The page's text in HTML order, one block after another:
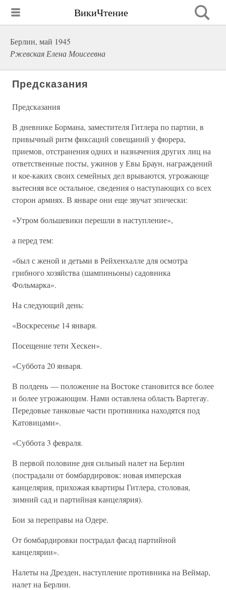
ВикиЧтение
Берлин, май 1945
Ржевская Елена Моисеевна
Предсказания
Предсказания
В дневнике Бормана, заместителя Гитлера по партии, в
привычный ритм фиксаций совещаний у фюрера,
приемов, отстранения одних и назначения других лиц на
ответственные посты, ужинов у Евы Браун, награждений
и кое-каких своих семейных дел врываются, угрожающе
вытесняя все остальное, сведения о наступающих со всех
сторон армиях. В январе они еще звучат эпически:
«Утром большевики перешли в наступление»,
а перед тем:
«был с женой и детьми в Рейхенхалле для осмотра
грибного хозяйства (шампиньоны) садовника
Фольмарка».
На следующий день:
«Воскресенье 14 января.
Посещение тети Хескен».
«Суббота 20 января.
В полдень — положение на Востоке становится все более
и более угрожающим. Нами оставлена область Вартегау.
Передовые танковые части противника находятся под
Катовицами».
«Суббота 3 февраля.
В первой половине дня сильный налет на Берлин
(пострадали от бомбардировок: новая имперская
канцелярия, прихожая квартиры Гитлера, столовая,
зимний сад и партийная канцелярия).
Бои за переправы на Одере.
От бомбардировки пострадал фасад партийной
канцелярии».
Налеты на Дрезден, наступление противника на Веймар,
налет на Берлин.